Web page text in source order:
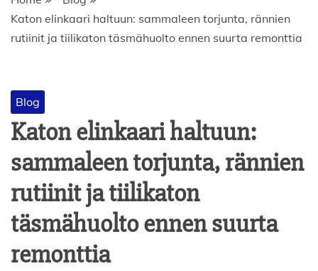
Katon elinkaari haltuun: sammaleen torjunta, rännien
rutiinit ja tiilikaton täsmähuolto ennen suurta remonttia
Blog
Katon elinkaari haltuun:
sammaleen torjunta, rännien
rutiinit ja tiilikaton
täsmähuolto ennen suurta
remonttia